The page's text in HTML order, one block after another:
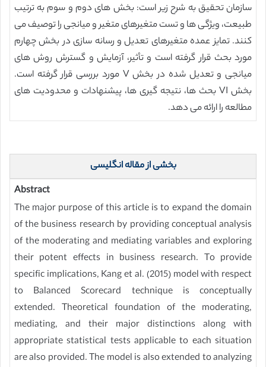
سازمان تحقیق به شرح زیر است: بخش های دوم و سوم به ترتیب
طبیعت، ویژگی ها و تست متغیرهای متغیر و میانجی را توصیف می
کنند. تمایز عمده متغیرهای تعدیل و رسانه سازی در بخش چهارم
مورد بحث قرار گرفته است و تأثیر، آزمایش و گسترش روش های
میانجی و تعدیل شده در بخش V مورد بررسی قرار گرفته است.
بخش VI بحث ها، نتیجه گیری ها، پیشنهادات و محدودیت های
مطالعه را ارائه می دهد.
بخشی از مقاله انگلیسی
Abstract
The major purpose of this article is to expand the domain
of the business research by providing conceptual analysis
of the moderating and mediating variables and exploring
their potent effects in business research. To provide
specific implications, Kang et al. (2015) model with respect
to Balanced Scorecard technique is conceptually
extended. Theoretical foundation of the moderating,
mediating, and their major distinctions along with
appropriate statistical tests applicable to each situation
are also provided. The model is also extended to analyzing